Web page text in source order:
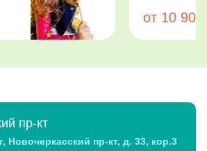
от 10
пр-кт
Новочеркасский пр-кт, д. 33, кор.3